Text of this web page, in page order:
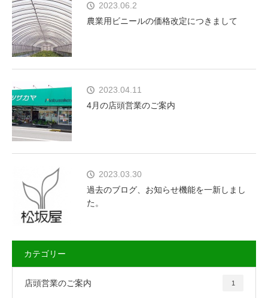
2023.06.2
農業用ビニールの価格改定につきまして
2023.04.11
4月の店頭営業のご案内
2023.03.30
過去のブログ、お知らせ機能を一新しまし
た。
カテゴリー
店頭営業のご案内 1